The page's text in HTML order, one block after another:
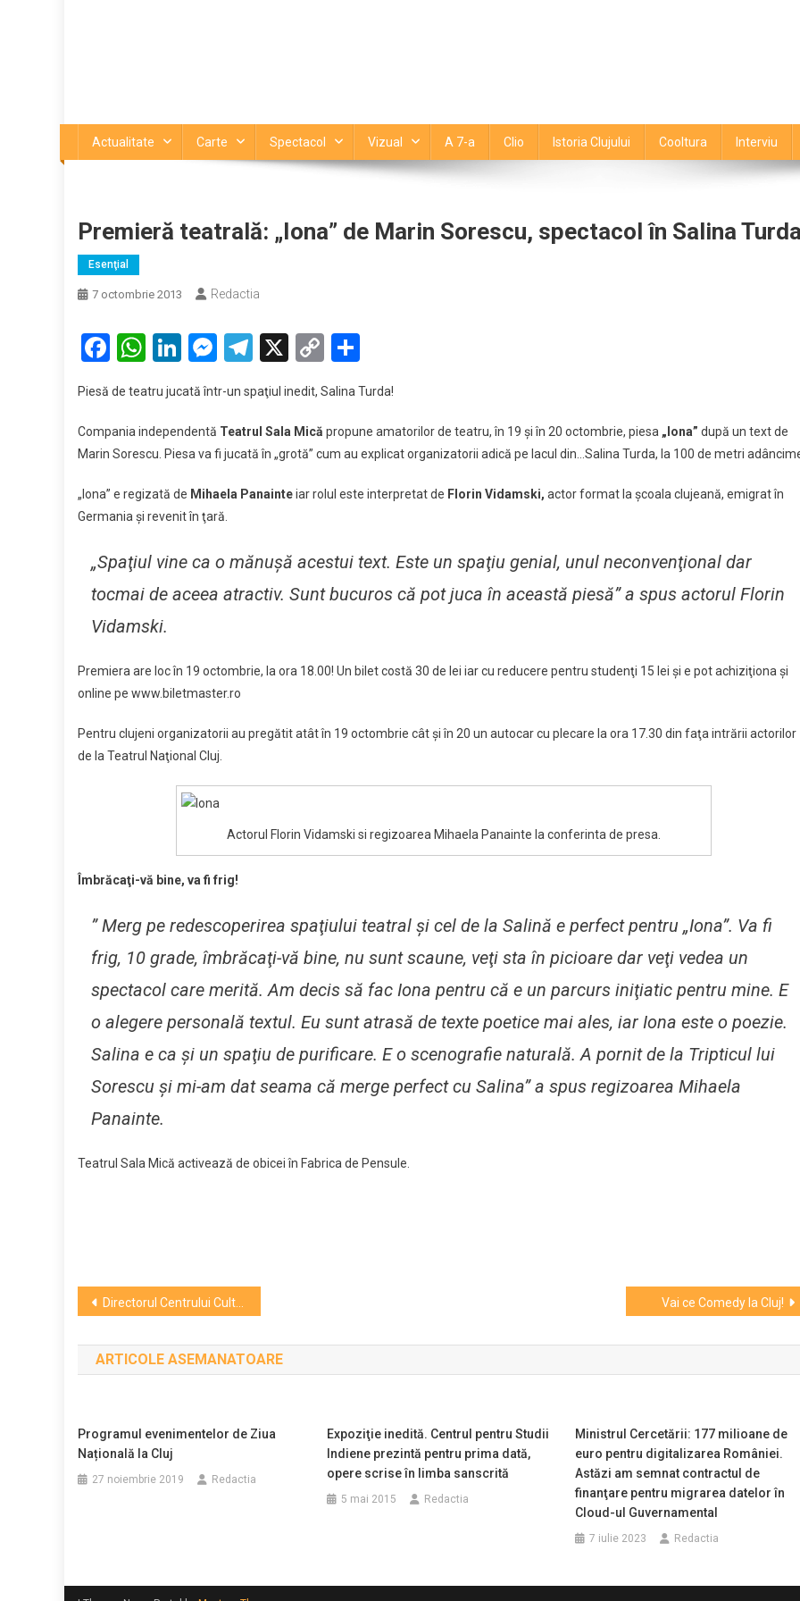
Actualitate Carte Spectacol Vizual A 7-a Clio Istoria Clujului Cooltura Interviu
Premieră teatrală: „Iona” de Marin Sorescu, spectacol în Salina
Esenţial
7 octombrie 2013 Redactia
Facebook
WhatsApp
LinkedIn
Messenger
Telegram
X
Copy
Piesă de teatru jucată într-un spaţiul inedit, Salina Turda!
Compania independentă Teatrul Sala Mică propune amatorilor de teatru, în 19 şi în 20 octombrie, piesa „Iona” după un text de
Marin Sorescu. Piesa va fi jucată în „grotă” cum au explicat organizatorii adică pe lacul din…Salina Turda, la 100 de metri
„Iona” e regizată de Mihaela Panainteiar rolul este interpretat de Florin Vidamski, actor format la şcoala clujeană, emigrat în
Germania şi revenit în ţară.
„Spaţiul vine ca o mănuşă acestui text. Este un spaţiu genial, unul neconvenţional dar
tocmai de aceea atractiv. Sunt bucuros că pot juca în această piesă” a spus actorul Florin
Vidamski.
Premiera are loc în 19 octombrie, la ora 18.00! Un bilet costă 30 de lei iar cu reducere pentru studenţi 15 lei şi e pot achiziţiona şi
online pe www.biletmaster.ro
Pentru clujeni organizatorii au pregătit atât în 19 octombrie cât şi în 20 un autocar cu plecare la ora 17.30 din faţa intrării actorilor
de la Teatrul Naţional Cluj.
Actorul Florin Vidamski si regizoarea Mihaela Panainte la conferinta de presa.
Îmbrăcaţi-vă bine, va fi frig!
” Merg pe redescoperirea spaţiului teatral şi cel de la Salină e perfect pentru „Iona”. Va fi
frig, 10 grade, îmbrăcaţi-vă bine, nu sunt scaune, veţi sta în picioare dar veţi vedea un
spectacol care merită. Am decis să fac Iona pentru că e un parcurs iniţiatic pentru mine. E
o alegere personală textul. Eu sunt atrasă de texte poetice mai ales, iar Iona este o poezie.
Salina e ca şi un spaţiu de purificare. E o scenografie naturală. A pornit de la Tripticul lui
Sorescu şi mi-am dat seama că merge perfect cu Salina” a spus regizoarea Mihaela
Panainte.
Teatrul Sala Mică activează de obicei în Fabrica de Pensule.
Navigare
în
articole
Directorul Centrului Cultural Francez: Clujul e un laborator creativ Vai ce Comedy la Cluj!
ARTICOLE ASEMANATOARE
Programul evenimentelor de Ziua
Națională la Cluj
27 noiembrie 2019 Redactia
Expoziţie inedită. Centrul pentru Studii
Indiene prezintă pentru prima dată,
opere scrise în limba sanscrită
5 mai 2015 Redactia
Ministrul Cercetării: 177 milioane de
euro pentru digitalizarea României.
Astăzi am semnat contractul de
finanţare pentru migrarea datelor în
Cloud-ul Guvernamental
7 iulie 2023 Redactia